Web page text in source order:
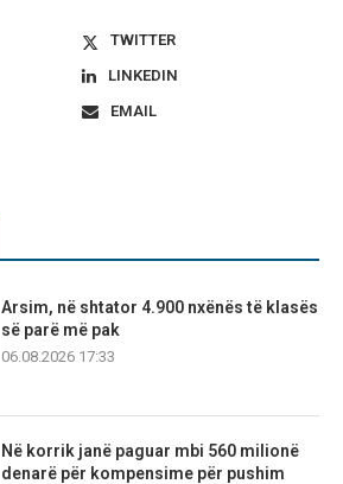
TWITTER
LINKEDIN
EMAIL
Arsim, në shtator 4.900 nxënës të klasës
së parë më pak
06.08.2026 17:33
Në korrik janë paguar mbi 560 milionë
denarë për kompensime për pushim